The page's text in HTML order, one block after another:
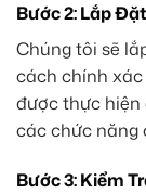
Bước 2: Lắp
Chúng tôi sẽ
cách chính
được thực hiện
các chức năng
Bước 3: Kiểm